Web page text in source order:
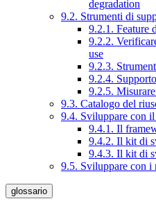
degradation
9.2. Strumenti di
9.2.1. Feature
9.2.2.
use
9.2.3.
9.2.4.
9.2.5.
9.3. Catalogo del
9.4. Sviluppare con
9.4.1. Il
9.4.2. Il kit di
9.4.3. Il kit di
9.5. Sviluppare con i
glossario